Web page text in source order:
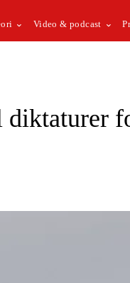
Video & podcast
diktaturer